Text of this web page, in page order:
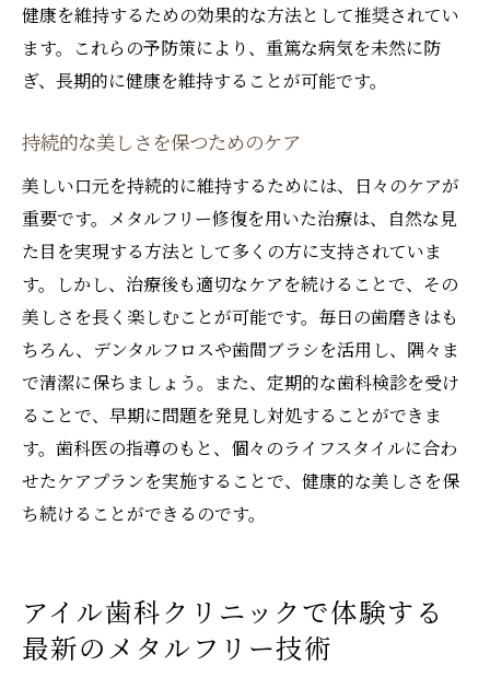
健康を維持するための効果的な方法として推奨されてい
ます。これらの予防策により、重篤な病気を未然に防
ぎ、長期的に健康を維持することが可能です。
持続的な美しさを保つためのケア
美しい口元を持続的に維持するためには、日々のケアが
重要です。メタルフリー修復を用いた治療は、自然な見
た目を実現する方法として多くの方に支持されていま
す。しかし、治療後も適切なケアを続けることで、その
美しさを長く楽しむことが可能です。毎日の歯磨きはも
ちろん、デンタルフロスや歯間ブラシを活用し、隅々ま
で清潔に保ちましょう。また、定期的な歯科検診を受け
ることで、早期に問題を発見し対処することができま
す。歯科医の指導のもと、個々のライフスタイルに合わ
せたケアプランを実施することで、健康的な美しさを保
ち続けることができるのです。
アイル歯科クリニックで体験する
最新のメタルフリー技術